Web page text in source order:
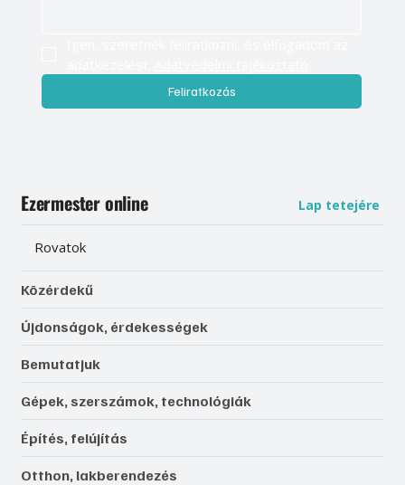
Feliratkozás
Ezermester online Lap tetejére
Rovatok
Közérdekű
Újdonságok, érdekességek
Bemutatjuk
Gépek, szerszámok, technológiák
Építés, felújítás
Otthon, lakberendezés